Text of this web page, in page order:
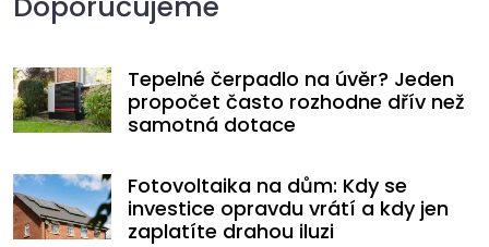
Tepelné čerpadlo na úvěr? Jeden
propočet často rozhodne dřív než
samotná dotace
Fotovoltaika na dům: Kdy se
investice opravdu vrátí a kdy jen
zaplatíte drahou iluzi